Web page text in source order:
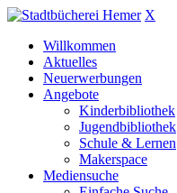
X
Willkommen
Aktuelles
Neuerwerbungen
Angebote
Kinderbibliothek
Jugendbibliothek
Schule & Lernen
Makerspace
Mediensuche